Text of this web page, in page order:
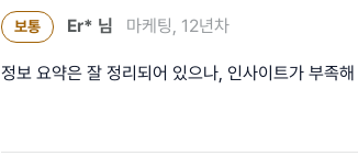
보통 Er* 님 마케팅, 12년차
정보 요약은 잘 정리되어 있으나, 인사이트가 부족해